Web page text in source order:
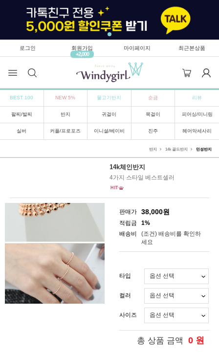
로그인
회원가입
+2,000
마이페이지 최근본상품
BEST 100 NEW 5% 물고기반지 순금 리뷰
팔찌/발찌 반지 귀걸이 목걸이 피어싱/미니링
실버 커플/프로포즈 이니셜/베이비 진주 헤어악세사리
반지 14k 골드반지 민성반지
14k체인반지
4가지 스타일 베스트셀러
판매가 38,000원
적립금
1%
배송비
(조건) 배송비를 확인하
세요
타입
컬러
사이즈
총 상품 금액 0 원